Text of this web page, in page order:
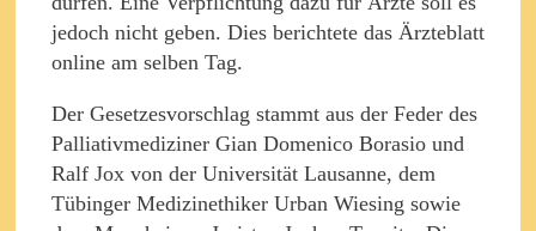
jedoch nicht geben. Dies berichtete das Ärzteblatt
online am selben Tag.
Der Gesetzesvorschlag stammt aus der Feder des
Palliativmediziner Gian Domenico Borasio und
Ralf Jox von der Universität Lausanne, dem
Tübinger Medizinethiker Urban Wiesing sowie